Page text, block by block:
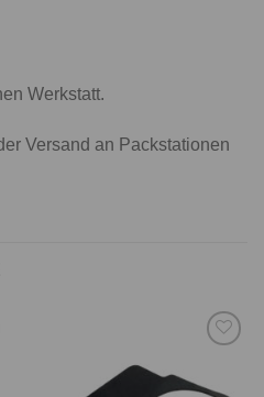
Werkstatt.
Versand an Packstationen
Wunschliste